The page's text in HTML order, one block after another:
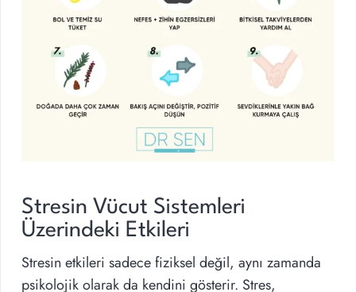
Stresin Vücut Sistemleri
Üzerindeki Etkileri
Stresin etkileri sadece fiziksel değil, aynı zamanda
psikolojik olarak da kendini gösterir. Stres,